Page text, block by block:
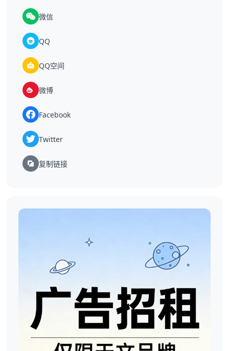
微信
QQ
QQ空间
微博
Facebook
Twitter
复制链接